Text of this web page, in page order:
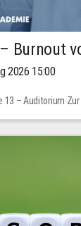
Burnout
2026 15:00
13 – Auditorium Zur